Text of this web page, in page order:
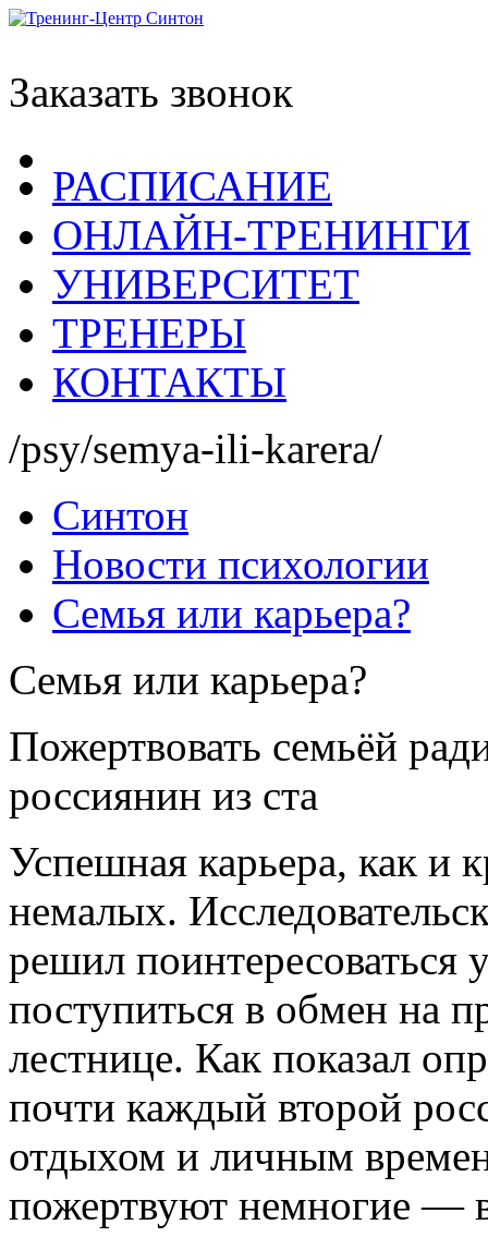
Заказать звонок
РАСПИСАНИЕ
ОНЛАЙН-ТРЕНИНГИ
УНИВЕРСИТЕТ
ТРЕНЕРЫ
КОНТАКТЫ
/psy/semya-ili-karera/
Синтон
Новости психологии
Семья или карьера?
Семья или карьера?
Пожертвовать семьёй
россиянин из ста
Успешная карьера, как и
немалых.
решил поинтересоваться
поступиться в обмен на
лестнице. Как показал
почти каждый второй
отдыхом и личным
пожертвуют немногие —